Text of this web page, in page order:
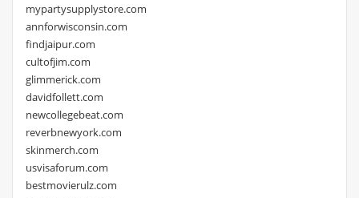
mypartysupplystore.com
annforwisconsin.com
findjaipur.com
cultofjim.com
glimmerick.com
davidfollett.com
newcollegebeat.com
reverbnewyork.com
skinmerch.com
usvisaforum.com
bestmovierulz.com